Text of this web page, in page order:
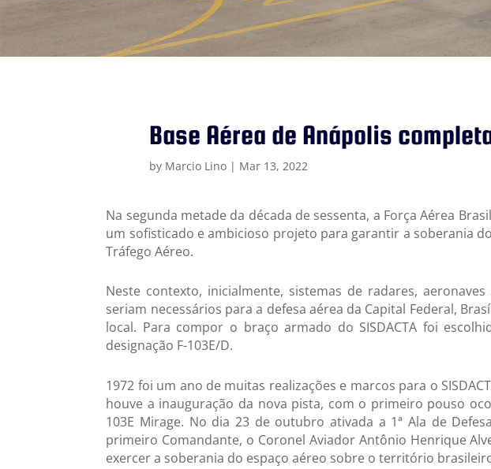
Base Aérea de Anápolis
by Marcio Lino | Mar 13, 2022
Na segunda metade da década de sessenta, a Força Aérea
um sofisticado e ambicioso projeto para garantir a soberania
Tráfego Aéreo.
Neste contexto, inicialmente, sistemas de radares,
seriam necessários para a defesa aérea da Capital Federal,
local. Para compor o braço armado do SISDACTA foi
designação F-103E/D.
1972 foi um ano de muitas realizações e marcos para o
houve a inauguração da nova pista, com o primeiro pouso
103E Mirage. No dia 23 de outubro ativada a 1ª Ala de
primeiro Comandante, o Coronel Aviador Antônio Henrique
exercer a soberania do espaço aéreo sobre o território